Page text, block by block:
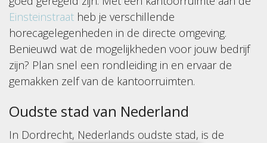
Einsteinstraat heb je verschillende
horecagelegenheden in de directe omgeving.
Benieuwd wat de mogelijkheden voor jouw bedrijf
zijn? Plan snel een rondleiding in en ervaar de
gemakken zelf van de kantoorruimten.
Oudste stad van Nederland
In Dordrecht, Nederlands oudste stad, is de